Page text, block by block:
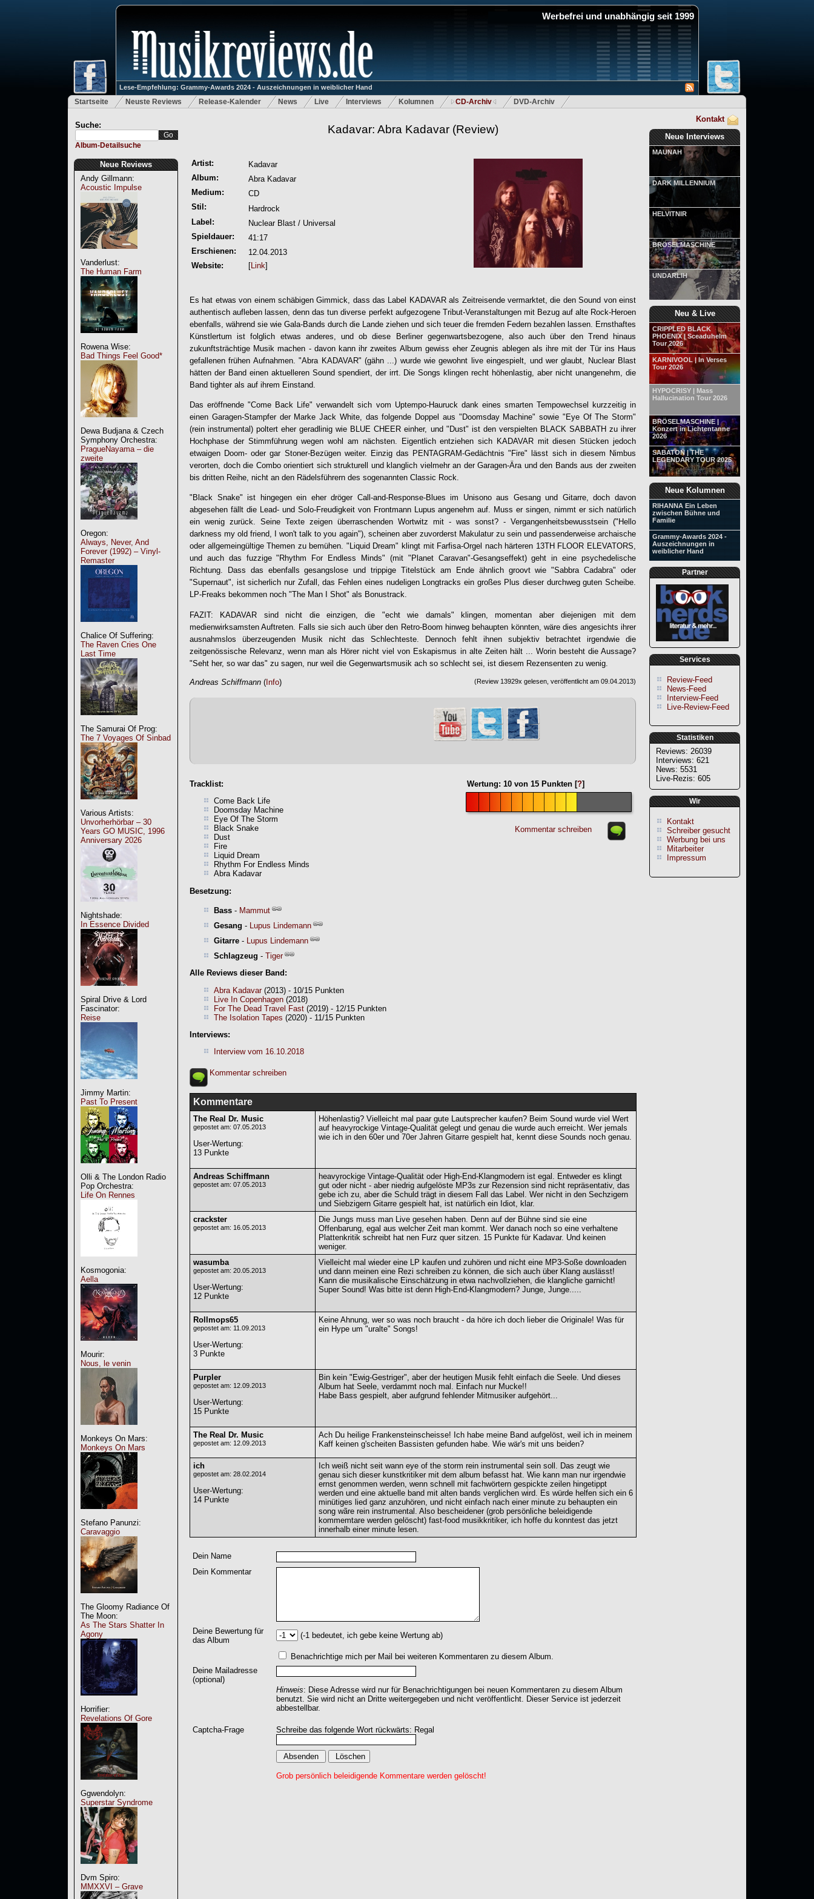
Werbefrei und unabhängig seit 1999
Lese-Empfehlung: Grammy-Awards 2024 - Auszeichnungen in weiblicher Hand
Startseite Neuste Reviews Release-Kalender News Live Interviews Kolumnen CD-Archiv DVD-Archiv
Suche:
Album-Detailsuche
Neue Reviews
Andy Gillmann:
Acoustic Impulse
Vanderlust:
The Human Farm
Rowena Wise:
Bad Things Feel Good*
Dewa Budjana & Czech
Symphony Orchestra:
PragueNayama – die
zweite
Oregon:
Always, Never, And
Forever (1992) – Vinyl-
Remaster
Chalice Of Suffering:
The Raven Cries One
Last Time
The Samurai Of Prog:
The 7 Voyages Of Sinbad
Various Artists:
Unvorherhörbar – 30
Years GO MUSIC, 1996
Anniversary 2026
Nightshade:
In Essence Divided
Spiral Drive & Lord
Fascinator:
Reise
Jimmy Martin:
Past To Present
Olli & The London Radio
Pop Orchestra:
Life On Rennes
Kosmogonia:
Aella
Mourir:
Nous, le venin
Monkeys On Mars:
Monkeys On Mars
Stefano Panunzi:
Caravaggio
The Gloomy Radiance Of
The Moon:
As The Stars Shatter In
Agony
Horrifier:
Revelations Of Gore
Ggwendolyn:
Superstar Syndrome
Dvm Spiro:
MMXXVI – Grave
Kontakt
Neue Interviews
MAUNAH
DARK MILLENNIUM
HELVITNIR
BRÖSELMASCHINE
UNDARLIH
Neu & Live
CRIPPLED BLACK
PHOENIX | Sceaduhelm
Tour 2026
KARNIVOOL | In Verses
Tour 2026
HYPOCRISY | Mass
Hallucination Tour 2026
BRÖSELMASCHINE |
Konzert in Lichtentanne
2026
SABATON | THE
LEGENDARY TOUR 2025
Neue Kolumnen
RIHANNA Ein Leben
zwischen Bühne und
Familie
Grammy-Awards 2024 -
Auszeichnungen in
weiblicher Hand
Partner
Services
Review-Feed
News-Feed
Interview-Feed
Live-Review-Feed
Statistiken
Reviews: 26039
Interviews: 621
News: 5531
Live-Rezis: 605
Wir
Kontakt
Schreiber gesucht
Werbung bei uns
Mitarbeiter
Impressum
Kadavar: Abra Kadavar(Review)
Artist:
Kadavar
Album:
Abra Kadavar
Medium:
CD
Stil:
Hardrock
Label:
Nuclear Blast / Universal
Spieldauer:
41:17
Erschienen:
12.04.2013
Website:
[Link]
Es hat etwas von einem schäbigen Gimmick, dass das Label KADAVARals Zeitreisende vermarktet, die den Sound von einst
authentisch aufleben lassen, denn das tun diverse perfekt aufgezogene Tribut-Veranstaltungen mit Bezug auf alte Rock-Heroen
ebenfalls, während sie wie Gala-Bands durch die Lande ziehen und sich teuer die fremden Federn bezahlen lassen. Ernsthaftes
Künstlertum ist folglich etwas anderes, und ob diese Berliner gegenwartsbezogene, also auch über den Trend hinaus
zukunftsträchtige Musik machen - davon kann ihr zweites Album gewiss eher Zeugnis ablegen als ihre mit der Tür ins Haus
gefallenen frühen Aufnahmen. "Abra KADAVAR" (gähn ...) wurde wie gewohnt live eingespielt, und wer glaubt, Nuclear Blast
hätten der Band einen aktuelleren Sound spendiert, der irrt. Die Songs klingen recht höhenlastig, aber nicht unangenehm, die
Band tighter als auf ihrem Einstand.
Das eröffnende "Come Back Life" verwandelt sich vom Uptempo-Hauruck dank eines smarten Tempowechsel kurzzeitig in
einen Garagen-Stampfer der Marke Jack White, das folgende Doppel aus "Doomsday Machine" sowie "Eye Of The Storm"
(rein instrumental) poltert eher geradlinig wie BLUE CHEER einher, und "Dust" ist den verspielten BLACK SABBATH zu ihrer
Hochphase der Stimmführung wegen wohl am nächsten. Eigentlich entziehen sich KADAVARmit diesen Stücken jedoch
etwaigen Doom- oder gar Stoner-Bezügen weiter. Einzig das PENTAGRAM-Gedächtnis "Fire" lässt sich in diesem Nimbus
verorten, doch die Combo orientiert sich strukturell und klanglich vielmehr an der Garagen-Ära und den Bands aus der zweiten
bis dritten Reihe, nicht an den Rädelsführern des sogenannten Classic Rock.
"Black Snake" ist hingegen ein eher dröger Call-and-Response-Blues im Unisono aus Gesang und Gitarre, doch davon
abgesehen fällt die Lead- und Solo-Freudigkeit von Frontmann Lupus angenehm auf. Muss er singen, nimmt er sich natürlich
ein wenig zurück. Seine Texte zeigen überraschenden Wortwitz mit - was sonst? - Vergangenheitsbewusstsein ("Hello
darkness my old friend, I won't talk to you again"), scheinen aber zuvorderst Makulatur zu sein und passenderweise archaische
oder allgemeingültige Themen zu bemühen. "Liquid Dream" klingt mit Farfisa-Orgel nach härteren 13TH FLOOR ELEVATORS,
und auch das fuzzige "Rhythm For Endless Minds" (mit "Planet Caravan"-Gesangseffekt) geht in eine psychedelische
Richtung. Dass das ebenfalls gesangslose und trippige Titelstück am Ende ähnlich groovt wie "Sabbra Cadabra" oder
"Supernaut", ist sicherlich nur Zufall, das Fehlen eines nudeligen Longtracks ein großes Plus dieser durchweg guten Scheibe.
LP-Freaks bekommen noch "The Man I Shot" als Bonustrack.
FAZIT: KADAVAR sind nicht die einzigen, die "echt wie damals" klingen, momentan aber diejenigen mit dem
medienwirksamsten Auftreten. Falls sie sich auch über den Retro-Boom hinweg behaupten könnten, wäre dies angesichts ihrer
ausnahmslos überzeugenden Musik nicht das Schlechteste. Dennoch fehlt ihnen subjektiv betrachtet irgendwie die
zeitgenössische Relevanz, wenn man als Hörer nicht viel von Eskapismus in alte Zeiten hält ... Worin besteht die Aussage?
"Seht her, so war das" zu sagen, nur weil die Gegenwartsmusik ach so schlecht sei, ist diesem Rezensenten zu wenig.
Andreas Schiffmann ( Info) (Review 13929x gelesen, veröffentlicht am 09.04.2013)
Wertung: 10 von 15 Punkten [?]
Kommentar schreiben
Tracklist:
Come Back Life
Doomsday Machine
Eye Of The Storm
Black Snake
Dust
Fire
Liquid Dream
Rhythm For Endless Minds
Abra Kadavar
Besetzung:
Bass - Mammut
Gesang -
Lupus Lindemann
Gitarre -
Lupus Lindemann
Schlagzeug - Tiger
Alle Reviews dieser Band:
Abra Kadavar(2013) - 10/15 Punkten
Live In Copenhagen (2018)
For The Dead Travel Fast (2019) - 12/15 Punkten
The Isolation Tapes (2020) - 11/15 Punkten
Interviews:
Interview vom 16.10.2018
Kommentar schreiben
Kommentare
The Real Dr. Music
gepostet am: 07.05.2013
User-Wertung:
13 Punkte
Höhenlastig? Vielleicht mal paar gute Lautsprecher kaufen? Beim Sound wurde viel Wert
auf heavyrockige Vintage-Qualität gelegt und genau die wurde auch erreicht. Wer jemals
wie ich in den 60er und 70er Jahren Gitarre gespielt hat, kennt diese Sounds noch genau.
Andreas Schiffmann
gepostet am: 07.05.2013
heavyrockige Vintage-Qualität oder High-End-Klangmodern ist egal. Entweder es klingt
gut oder nicht - aber niedrig aufgelöste MP3s zur Rezension sind nicht repräsentativ, das
gebe ich zu, aber die Schuld trägt in diesem Fall das Label. Wer nicht in den Sechzigern
und Siebzigern Gitarre gespielt hat, ist natürlich ein Idiot, klar.
crackster
gepostet am: 16.05.2013
Die Jungs muss man Live gesehen haben. Denn auf der Bühne sind sie eine
Offenbarung, egal aus welcher Zeit man kommt. Wer danach noch so eine verhaltene
Plattenkritik schreibt hat nen Furz quer sitzen. 15 Punkte für Kadavar. Und keinen
weniger.
wasumba
gepostet am: 20.05.2013
User-Wertung:
12 Punkte
Vielleicht mal wieder eine LP kaufen und zuhören und nicht eine MP3-Soße downloaden
und dann meinen eine Rezi schreiben zu können, die sich auch über Klang auslässt!
Kann die musikalische Einschätzung in etwa nachvollziehen, die klangliche garnicht!
Super Sound! Was bitte ist denn High-End-Klangmodern? Junge, Junge.....
Rollmops65
gepostet am: 11.09.2013
User-Wertung:
3 Punkte
Keine Ahnung, wer so was noch braucht - da höre ich doch lieber die Originale! Was für
ein Hype um "uralte" Songs!
Purpler
gepostet am: 12.09.2013
User-Wertung:
15 Punkte
Bin kein "Ewig-Gestriger", aber der heutigen Musik fehlt einfach die Seele. Und dieses
Album hat Seele, verdammt noch mal. Einfach nur Mucke!!
Habe Bass gespielt, aber aufgrund fehlender Mitmusiker aufgehört...
The Real Dr. Music
gepostet am: 12.09.2013
Ach Du heilige Frankensteinscheisse! Ich habe meine Band aufgelöst, weil ich in meinem
Kaff keinen g'scheiten Bassisten gefunden habe. Wie wär's mit uns beiden?
ich
gepostet am: 28.02.2014
User-Wertung:
14 Punkte
Ich weiß nicht seit wann eye of the storm rein instrumental sein soll. Das zeugt wie
genau sich dieser kunstkritiker mit dem album befasst hat. Wie kann man nur irgendwie
ernst genommen werden, wenn schnell mit fachwörtern gespickte zeilen hingetippt
werden und eine aktuelle band mit alten bands verglichen wird. Es würde helfen sich ein 6
minütiges lied ganz anzuhören, und nicht einfach nach einer minute zu behaupten ein
song wãre rein instrumental. Also bescheidener (grob persönliche beleidigende
kommemtare werden gelöscht) fast-food musikkritiker, ich hoffe du konntest das jetzt
innerhalb einer minute lesen.
Dein Name
Dein Kommentar
Deine Bewertung für
das Album
(-1 bedeutet, ich gebe keine Wertung ab)
Benachrichtige mich per Mail bei weiteren Kommentaren zu diesem Album.
Deine Mailadresse
(optional)
Hinweis: Diese Adresse wird nur für Benachrichtigungen bei neuen Kommentaren zu diesem Album
benutzt. Sie wird nicht an Dritte weitergegeben und nicht veröffentlicht. Dieser Service ist jederzeit
abbestellbar.
Captcha-Frage Schreibe das folgende Wort rückwärts: Regal
Grob persönlich beleidigende Kommentare werden gelöscht!